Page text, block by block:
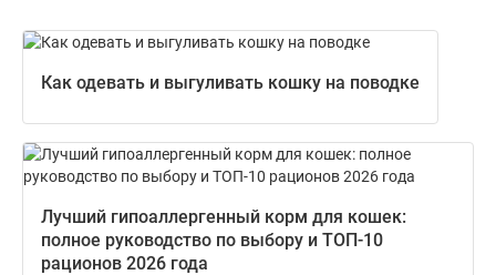
Как одевать и выгуливать кошку на поводке
Лучший гипоаллергенный корм для кошек:
полное руководство по выбору и ТОП-10
рационов 2026 года